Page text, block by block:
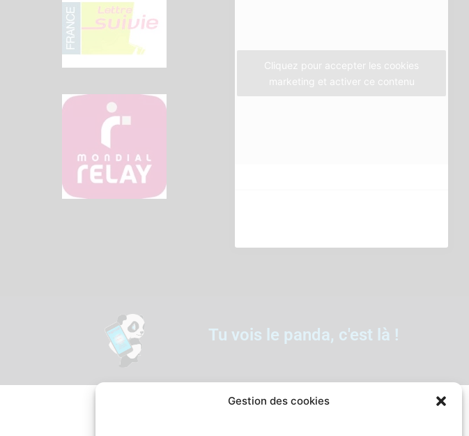
Gestion des cookies
m
Cliquez pour accepter les cookies
marketing et activer ce contenu
Tu vois le panda, c'est là !